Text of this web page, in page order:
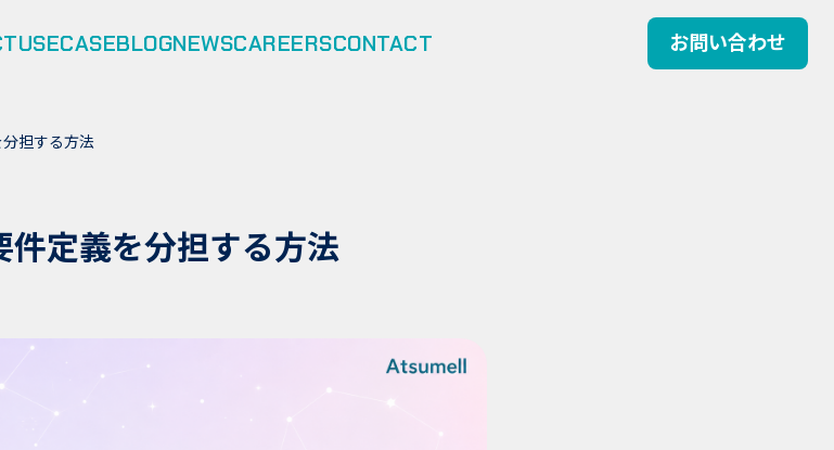
USECASEBLOGNEWSCAREERSCONTACT お問い合わせ
担する方法
定義を分担する方法